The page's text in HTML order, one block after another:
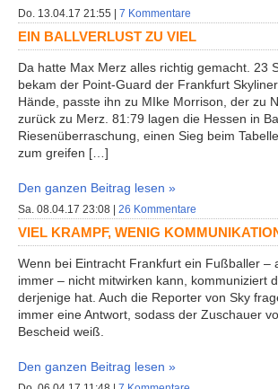
Do. 13.04.17 21:55 | 7 Kommentare
EIN BALLVERLUST ZU VIEL
Da hatte Max Merz alles richtig gemacht. 23
bekam der Point-Guard der Frankfurt
Hände, passte ihn zu MIke Morrison, der zu
zurück zu Merz. 81:79 lagen die Hessen in
Riesenüberraschung, einen Sieg beim
zum greifen […]
Den ganzen Beitrag lesen »
Sa. 08.04.17 23:08 | 26 Kommentare
VIEL KRAMPF, WENIG
Wenn bei Eintracht Frankfurt ein Fußballer –
immer – nicht mitwirken kann, kommuniziert
derjenige hat. Auch die Reporter von Sky
immer eine Antwort, sodass der Zuschauer
Bescheid weiß.
Den ganzen Beitrag lesen »